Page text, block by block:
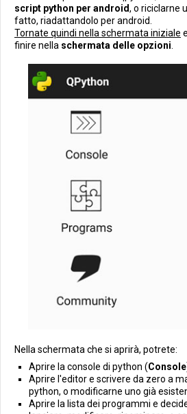
script python per android, o riciclarne
fatto, riadattandolo per android.
Tornate quindi nella schermata iniziale e
finire nella schermata delle opzioni.
Nella schermata che si aprirà, potrete:
Aprire la console di python (Console
Aprire l'editor e scrivere da zero a
python, o modificarne uno già
Aprire la lista dei programmi e